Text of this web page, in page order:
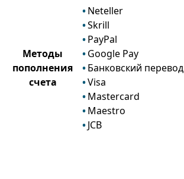
Методы
пополнения
счета
Neteller
Skrill
PayPal
Google Pay
Банковский перевод
Visa
Mastercard
Maestro
JCB